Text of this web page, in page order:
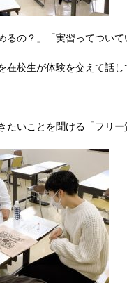
るの？」「実習ってついて
在校生が体験を交えて話し
たいことを聞ける「フリ